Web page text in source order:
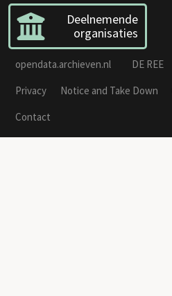
Deelnemende
organisaties
opendata.archieven.nl DE REE
Privacy
Notice and Take Down
Contact